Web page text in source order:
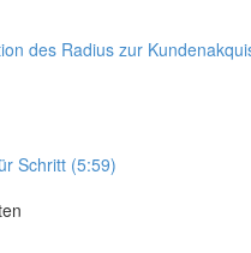
des Radius zur
Schritt (5:59)